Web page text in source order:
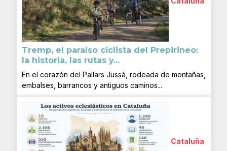
Tremp, el paraíso ciclista del Prepirineo:
la historia, las rutas y...
En el corazón del Pallars Jussà, rodeada de montañas,
embalses, barrancos y antiguos caminos...
Cataluña